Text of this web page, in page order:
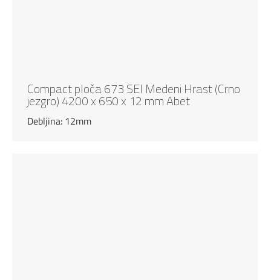
Compact ploča 673 SEI Medeni Hrast (Crno
jezgro) 4200 x 650 x 12 mm Abet
Debljina: 12mm